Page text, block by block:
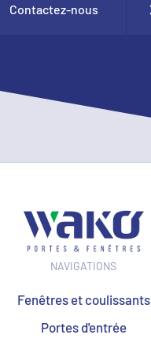
Contactez-nous
NAVIGATIONS
Fenêtres et coulissants
Portes d'entrée